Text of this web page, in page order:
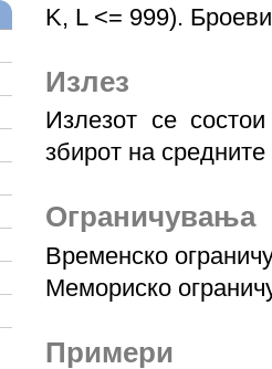
K, L <= 999).
Излез
Излезот се
збирот на
Ограничувања
Временско
Мемориско
Примери